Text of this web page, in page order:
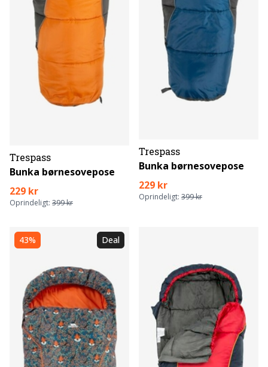
Trespass
Bunka børnesovepose
229 kr
Oprindeligt: 399 kr
Trespass
Bunka børnesovepose
229 kr
Oprindeligt: 399 kr
43% Deal